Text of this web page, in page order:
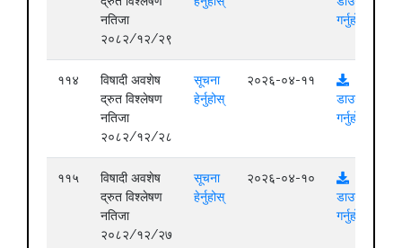
नतिजा
२०८२/१२/२९
गर्नुहोस्
११४
विषादी अवशेष
द्रुत विश्लेषण
नतिजा
२०८२/१२/२८
सूचना
हेर्नुहोस्
२०२६-०४-११
डाउनलोड
गर्नुहोस्
११५
विषादी अवशेष
द्रुत विश्लेषण
नतिजा
२०८२/१२/२७
सूचना
हेर्नुहोस्
२०२६-०४-१०
डाउनलोड
गर्नुहोस्